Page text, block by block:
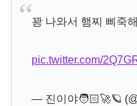
꽝 나와서 햄찌 삐죽
pic.twitter.com/
— 진이야🧑🏻‍🚀🪐